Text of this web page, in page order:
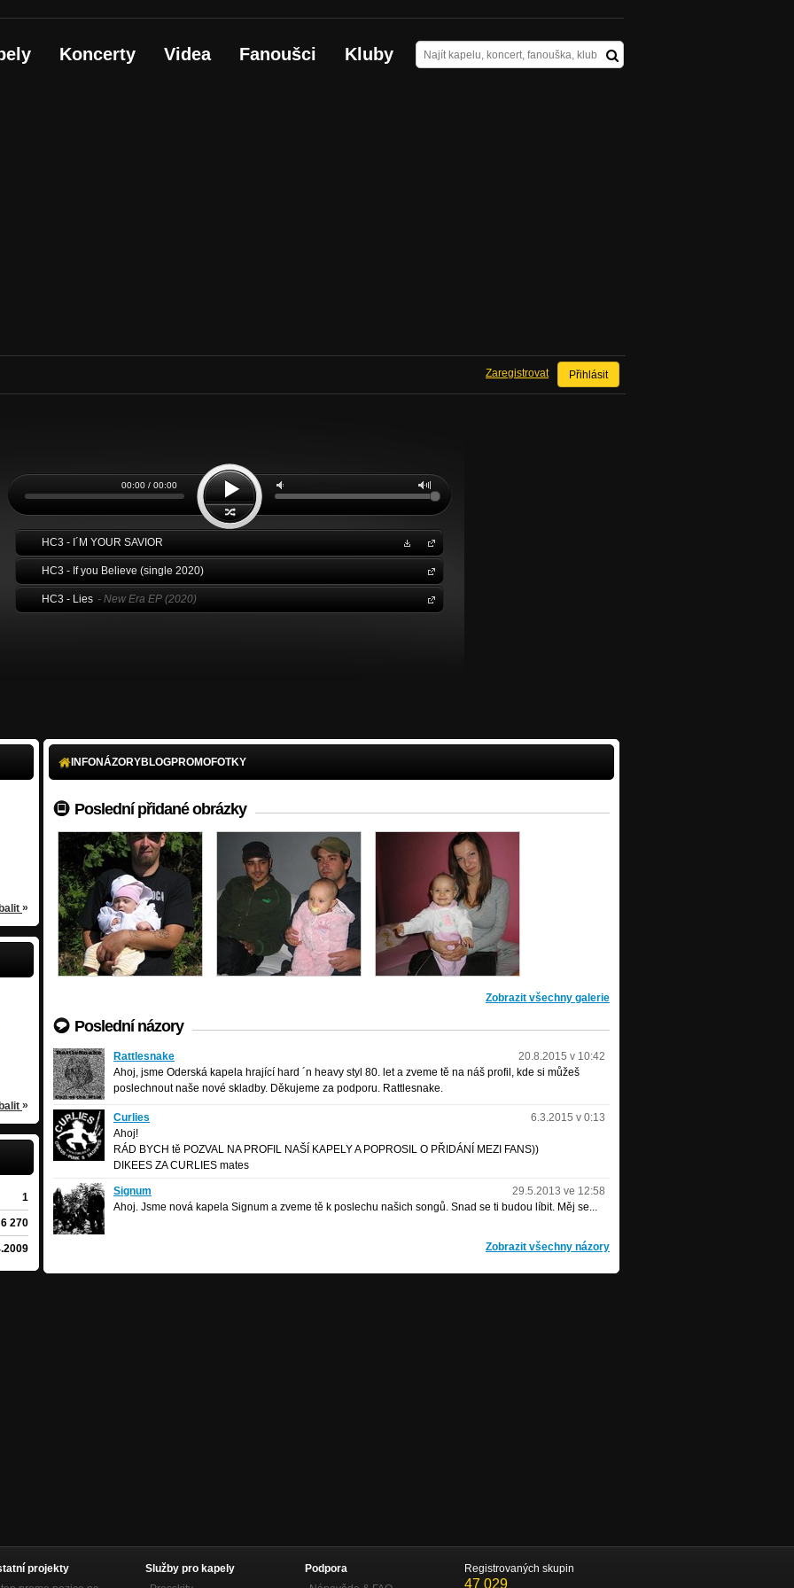
Koncerty Videa Fanoušci Kluby
Přihlásit
Zaregistrovat
00:00 / 00:00
HC3 - I´M YOUR SAVIOR
HC3 - If you Believe (single 2020)
HC3 - Lies - New Era EP (2020)
Havířov
Studénka
alternative-metal/Studénka
»
Hrušovany u Brna
»
1
6 270
INFONÁZORYBLOGPROMOFOTKY
Poslední přidané obrázky
Zobrazit všechny galerie
Poslední názory
Rattlesnakeheavy-hard rock
Rattlesnake
20.8.2015 v 10:42
Ahoj, jsme Oderská kapela hrající hard ´n heavy styl 80. let a zveme tě na náš profil, kde si můžeš
poslechnout naše nové skladby. Děkujeme za podporu. Rattlesnake.
Curliespunk-rock
Curlies
6.3.2015 v 0:13
Ahoj!
RÁD BYCH tě POZVAL NA PROFIL NAŠÍ KAPELY A POPROSIL O PŘIDÁNÍ MEZI FANS))
DIKEES ZA CURLIES mates
Signumthrash-black
Signum
29.5.2013 ve 12:58
Ahoj. Jsme nová kapela Signum a zveme tě k poslechu našich songů. Snad se ti budou líbit. Měj se...
Zobrazit všechny názory
projekty
Služby pro kapely
Podpora
Registrovaných skupin
47 029